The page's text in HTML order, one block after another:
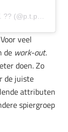
veel
de work-out.
doen. Zo
de juiste
attributen
spiergroep